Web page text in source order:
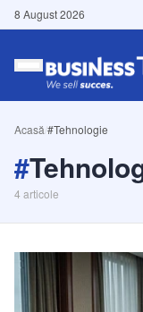
8 August 2026
Acasă/#Tehnologie
#
4 articole